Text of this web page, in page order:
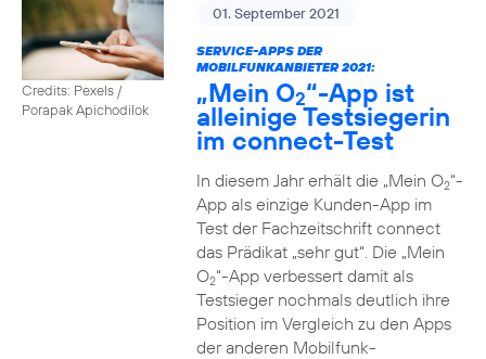
Credits: Pexels /
Porapak Apichodilok
01. September 2021
SERVICE-APPS DER
MOBILFUNKANBIETER 2021:
„Mein O2“-App ist
alleinige Testsiegerin
im connect-Test
In diesem Jahr erhält die „Mein O2“-
App als einzige Kunden-App im
Test der Fachzeitschrift connect
das Prädikat „sehr gut“. Die „Mein
O2“-App verbessert damit als
Testsieger nochmals deutlich ihre
Position im Vergleich zu den Apps
der anderen Mobilfunk-